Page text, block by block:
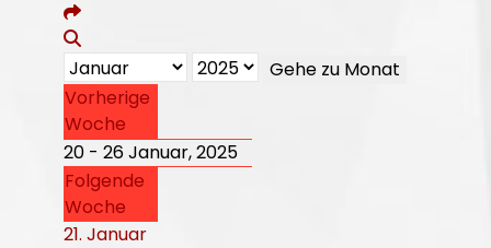
Gehe zu Monat
Vorherige
Woche
20 - 26 Januar, 2025
Folgende
Woche
21. Januar